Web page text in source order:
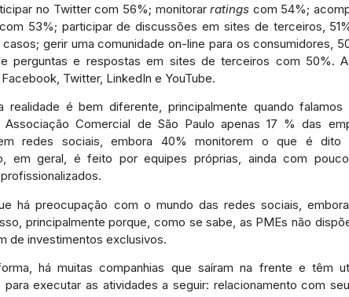
no Twitter com 56%; monitorarratings com 54%;
53%; participar de discussões em sites de terceiros,
gerir uma comunidade on-line para os consumidores,
perguntas e respostas em sites de terceiros com 50%.
Twitter, LinkedIn e YouTube.
realidade é bem diferente, principalmente quando
Associação Comercial de São Paulo apenas 17 % das
redes sociais, embora 40% monitorem o que é
em geral, é feito por equipes próprias, ainda com
há preocupação com o mundo das redes sociais,
principalmente porque, como se sabe, as PMEs não
de investimentos exclusivos.
há muitas companhias que saíram na frente e têm
para executar as atividades a seguir: relacionamento com